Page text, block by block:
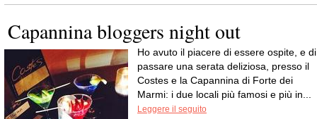
Capannina bloggers night out
Ho avuto il piacere di essere ospite, e di
passare una serata deliziosa, presso il
Costes e la Capannina di Forte dei
Marmi: i due locali più famosi e più in...
Leggere il seguito